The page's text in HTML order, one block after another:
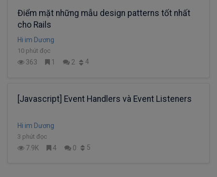
Điểm mặt những mẫu design patterns tốt nhất
cho Rails
Hi im Dương
10 phút đọc
363 1 2 4
[Javascript] Event Handlers và Event Listeners
Hi im Dương
3 phút đọc
7.9K 4 0 5